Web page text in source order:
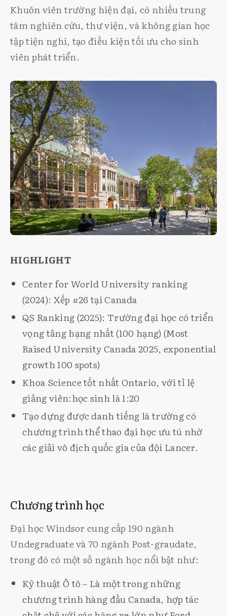
Khuôn viên trường hiện đại, có nhiều trung
tâm nghiên cứu, thư viện, và không gian học
tập tiện nghi, tạo điều kiện tối ưu cho sinh
viên phát triển.
HIGHLIGHT
Center for World University ranking
(2024): Xếp #26 tại Canada
QS Ranking (2025): Trường đại học có triển
vọng tăng hạng nhất (100 hạng) (Most
Raised University Canada 2025, exponential
growth 100 spots)
Khoa Science tốt nhất Ontario, với tỉ lệ
giảng viên:học sinh là 1:20
Tạo dựng được danh tiếng là trường có
chương trình thể thao đại học ưu tú nhờ
các giải vô địch quốc gia của đội Lancer.
Chương trình học
Đại học Windsor cung cấp 190 ngành
Undegraduate và 70 ngành Post-graudate,
trong đó có một số ngành học nổi bật như:
Kỹ thuật Ô tô – Là một trong những
chương trình hàng đầu Canada, hợp tác